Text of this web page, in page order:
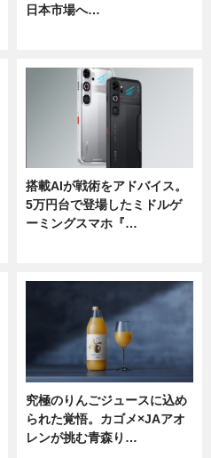
日本市場へ…
搭載AIが戦術をアドバイス。
5万円台で登場したミドルゲ
ーミングスマホ『…
究極のりんごジュースに込め
られた覚悟。カゴメ×JAアオ
レンが挑む青森り…